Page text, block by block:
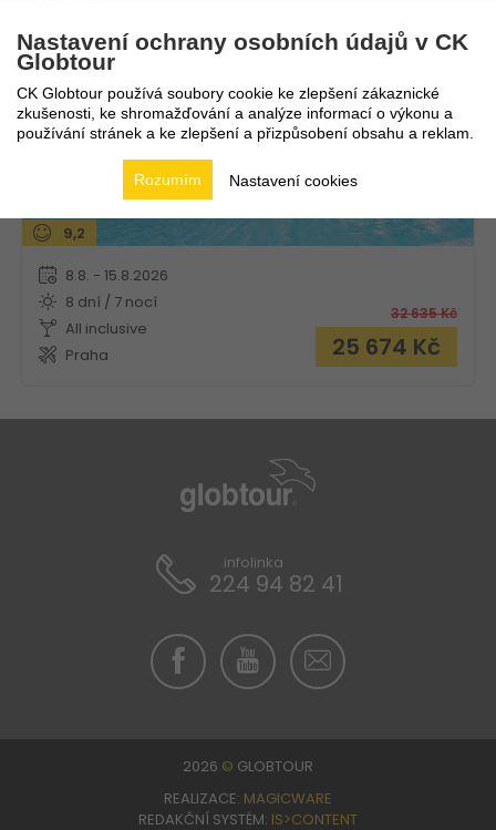
9,2
8.8. - 15.8.2026
8 dní / 7 nocí
All inclusive
Praha
32 635Kč
25 674 Kč
infolinka
224 94 82 41
2026 © GLOBTOUR
REALIZACE: MAGICWARE
REDAKČNÍ SYSTÉM: IS>CONTENT
Nastavení ochrany osobních údajů v CK
Globtour
CK Globtour používá soubory cookie ke zlepšení zákaznické
zkušenosti, ke shromažďování a analýze informací o výkonu a
používání stránek a ke zlepšení a přizpůsobení obsahu a reklam.
Nastavení cookies
Rozumím